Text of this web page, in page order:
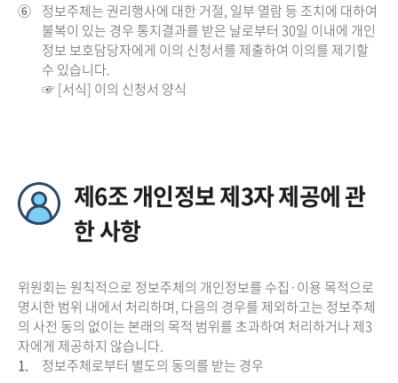
⑥ 정보주체는 권리행사에 대한 거절, 일부 열람 등 조치에 대하여
불복이 있는 경우 통지결과를 받은 날로부터 30일 이내에 개인
정보 보호담당자에게 이의 신청서를 제출하여 이의를 제기할
수 있습니다.
☞ [서식] 이의 신청서 양식
제6조 개인정보 제3자 제공에 관
한 사항
위원회는 원칙적으로 정보주체의 개인정보를 수집·이용 목적으로
명시한 범위 내에서 처리하며, 다음의 경우를 제외하고는 정보주체
의 사전 동의 없이는 본래의 목적 범위를 초과하여 처리하거나 제3
자에게 제공하지 않습니다.
1.
정보주체로부터 별도의 동의를 받는 경우